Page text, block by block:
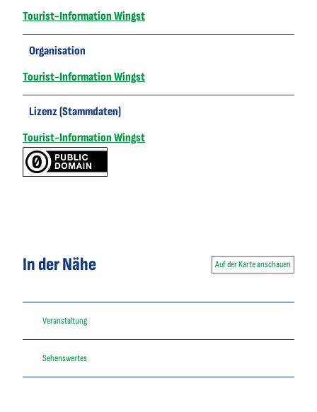
Tourist-Information Wingst
Organisation
Tourist-Information Wingst
Lizenz (Stammdaten)
Tourist-Information Wingst
In der Nähe Auf der Karte anschauen
Veranstaltung
Sehenswertes